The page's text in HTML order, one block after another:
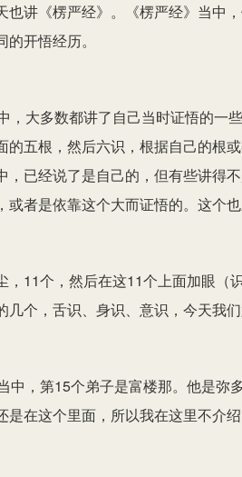
讲《楞严经》。《楞严经》当中
开悟经历。
，大多数都讲了自己当时证悟的一
的五根，然后六识，根据自己的根
，已经说了是自己的，但有些讲得
者是依靠这个大而证悟的。这个也
，11个，然后在这11个上面加眼（
个，舌识、身识、意识，今天我们
中，第15个弟子是富楼那。他是弥
在这个里面，所以我在这里不介绍